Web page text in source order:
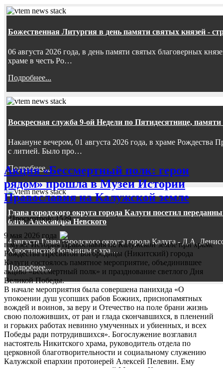
Божественная Литургия в день памяти святых князей -
06 августа 2026 года, в день памяти святых благоверных
храме в честь Ро…
Подробнее...
Воскресная служба 9-ой Недели по Пятидесятнице,
Накануне вечером, 01 августа 2026 года, в храме
с литией. Было про…
Подробнее...
Глава городского округа города Калуги посетил
блгв. Александра Невского
4 августа Глава городского округа города Калуга - Д.А.
Хлюстинской больницы с хра…
Подробнее...
Акция «Бессмертный полк: герои
рядом» прошла в Музеи Истории
Православия на Калужской земле
| Просмотров: 1529
9 мая 2026 года
в музее История Православия на Калужской земле при храме
Рождества Пресвятой Богородицы (Никитский) города
Калуги состоялось памятное мероприятие, объединившее
акцию «Бессмертный полк» и празднование светлого Дня
Великой Победы.
В начале мероприятия была совершена панихида «О
упокоении душ усопших рабов Божиих, приснопамятных
вождей и воинов, за веру и Отечество на поле брани жизнь
свою положивших, от ран и глада скончавшихся, в пленений
и горьких работах невинно умученных и убиенных, и всех
Победы ради потрудившихся». Богослужение возглавил
настоятель Никитского храма, руководитель отдела по
церковной благотворительности и социальному служению
Калужской епархии протоиерей Алексей Пелевин. Ему